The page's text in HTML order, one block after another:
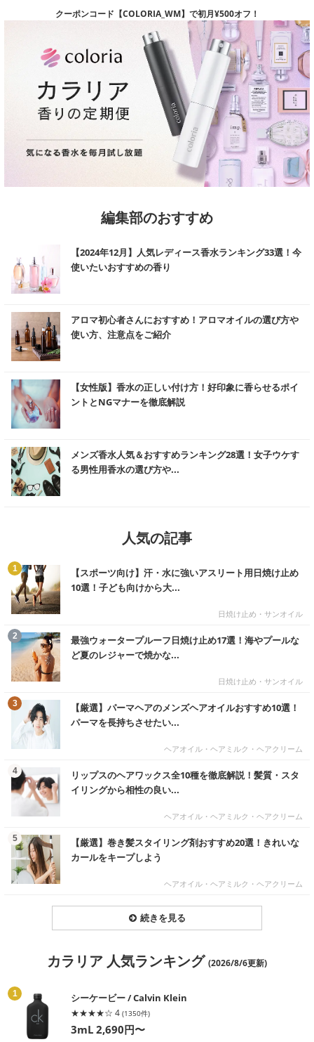
※ 「ピーリング」とは洗浄、拭き取り行為などによる物理的効果によるもの
を指します。
※ 「くすみ」とはメーキャップ効果によるものを指します。
※ 化粧品に疲労回復効果はありません。
※ 使用者の感想は商品の効能効果を保証するものではありません。
※ 化粧品に「治癒、回復、改善」の効果はありません。
※ ニキビケア商品のうち、ニキビを治す効果が認められているのは医薬品の
みで、化粧品・医薬部外品にはニキビを治す効果が認められていません。
クーポンコード【COLORIA_WM】で初月¥500オフ！
編集部のおすすめ
【2024年12月】人気レディース香水ランキング33選！今
使いたいおすすめの香り
アロマ初心者さんにおすすめ！アロマオイルの選び方や
使い方、注意点をご紹介
【女性版】香水の正しい付け方！好印象に香らせるポイ
ントとNGマナーを徹底解説
メンズ香水人気＆おすすめランキング28選！女子ウケす
る男性用香水の選び方や...
人気の記事
【スポーツ向け】汗・水に強いアスリート用日焼け止め
10選！子ども向けから大...
日焼け止め・サンオイル
1
最強ウォータープルーフ日焼け止め17選！海やプールな
ど夏のレジャーで焼かな...
日焼け止め・サンオイル
2
【厳選】パーマヘアのメンズヘアオイルおすすめ10選！
パーマを長持ちさせたい...
ヘアオイル・ヘアミルク・ヘアクリーム
3
リップスのヘアワックス全10種を徹底解説！髪質・スタ
イリングから相性の良い...
ヘアオイル・ヘアミルク・ヘアクリーム
4
【厳選】巻き髪スタイリング剤おすすめ20選！きれいな
カールをキープしよう
ヘアオイル・ヘアミルク・ヘアクリーム
5
続きを見る
カラリア 人気ランキング (2026/8/6更新)
シーケービー / Calvin Klein
★★★★☆ 4 (1350件)
3mL 2,690円〜
1